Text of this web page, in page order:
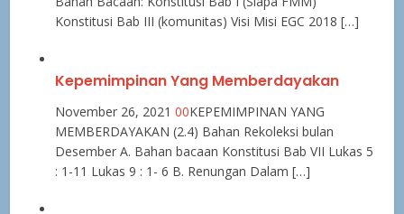
Konstitusi Bab III (komunitas) Visi Misi EGC 2018 […]
Kepemimpinan Yang Memberdayakan
November 26, 202100KEPEMIMPINAN YANG
MEMBERDAYAKAN (2.4) Bahan Rekoleksi bulan
Desember A. Bahan bacaan Konstitusi Bab VII Lukas 5
: 1-11 Lukas 9 : 1- 6 B. Renungan Dalam […]